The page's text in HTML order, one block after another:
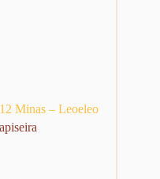
Minas – Leoeleo